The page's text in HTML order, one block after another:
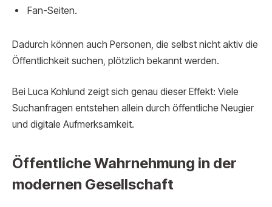
Fan-Seiten.
Dadurch können auch Personen, die selbst nicht aktiv die
Öffentlichkeit suchen, plötzlich bekannt werden.
Bei Luca Kohlund zeigt sich genau dieser Effekt: Viele
Suchanfragen entstehen allein durch öffentliche Neugier
und digitale Aufmerksamkeit.
Öffentliche Wahrnehmung in der
modernen Gesellschaft